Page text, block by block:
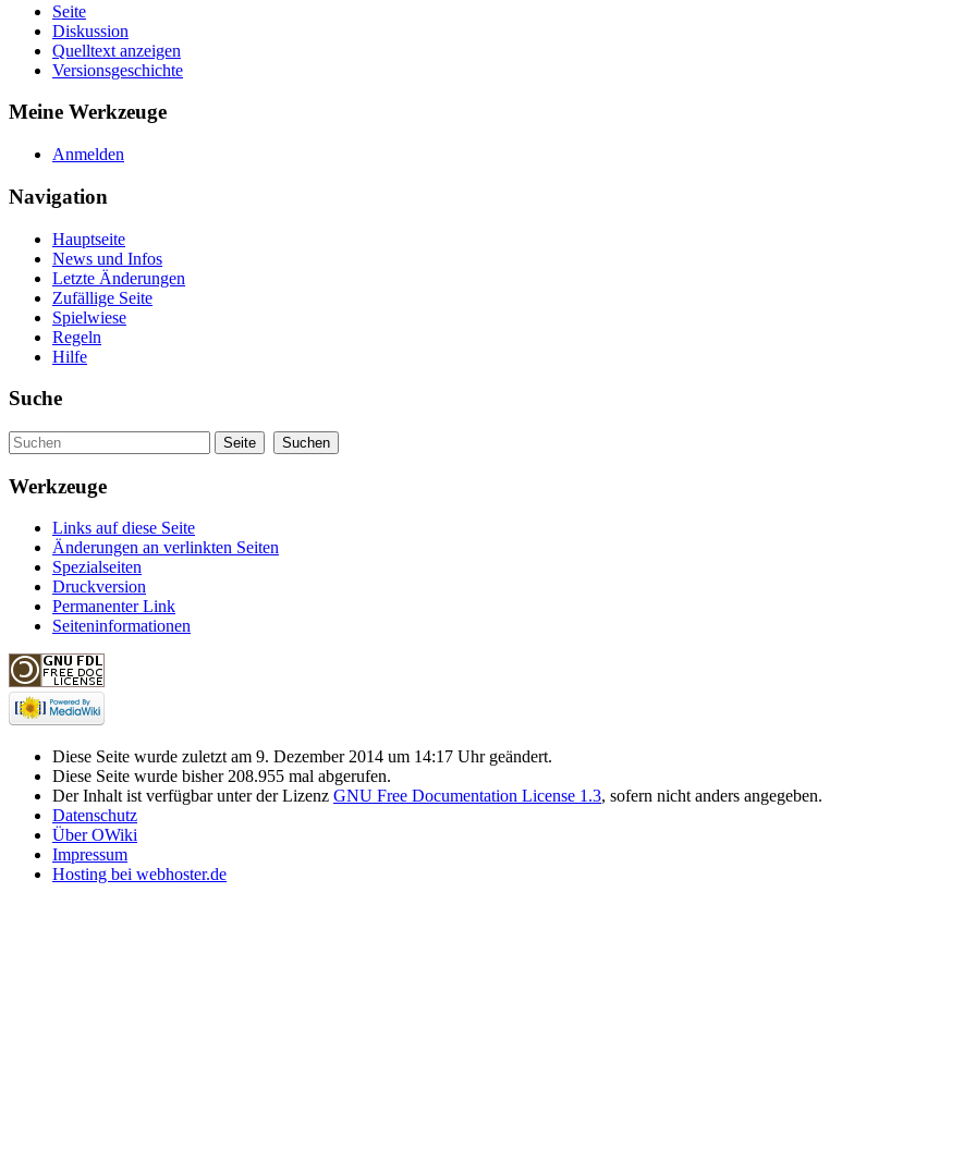
Seite
Diskussion
Quelltext anzeigen
Versionsgeschichte
Meine Werkzeuge
Anmelden
Navigation
Hauptseite
News und Infos
Letzte Änderungen
Zufällige Seite
Spielwiese
Regeln
Hilfe
Suche
Werkzeuge
Links auf diese Seite
Änderungen an verlinkten Seiten
Spezialseiten
Druckversion
Permanenter Link
Seiteninformationen
Diese Seite wurde zuletzt am 9. Dezember 2014 um 14:17 Uhr geändert.
Diese Seite wurde bisher 208.955 mal abgerufen.
Der Inhalt ist verfügbar unter der Lizenz GNU Free Documentation License 1.3, sofern nicht anders angegeben.
Datenschutz
Über OWiki
Impressum
Hosting bei webhoster.de